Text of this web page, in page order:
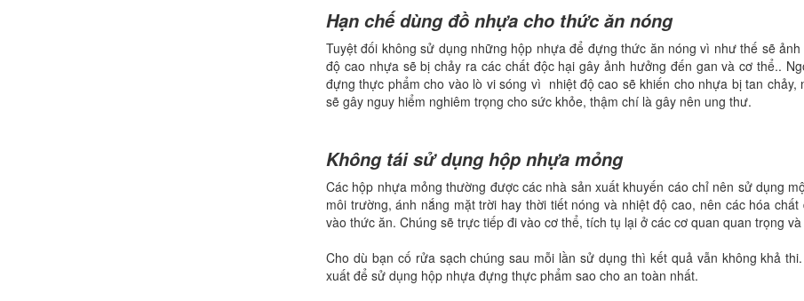
Hạn chế dùng đồ nhựa cho thức ăn nóng
Tuyệt đối không sử dụng những hộp nhựa để đựng thức ăn nóng vì như thế sẽ
độ cao nhựa sẽ bị chảy ra các chất độc hại gây ảnh hưởng đến gan và cơ thể..
đựng thực phẩm cho vào lò vi sóng vì nhiệt độ cao sẽ khiến cho nhựa bị tan
sẽ gây nguy hiểm nghiêm trọng cho sức khỏe, thậm chí là gây nên ung thư.
Không tái sử dụng hộp nhựa mỏng
Các hộp nhựa mỏng thường được các nhà sản xuất khuyến cáo chỉ nên sử dụng
môi trường, ánh nắng mặt trời hay thời tiết nóng và nhiệt độ cao, nên các hóa
vào thức ăn. Chúng sẽ trực tiếp đi vào cơ thể, tích tụ lại ở các cơ quan quan trọng
Cho dù bạn cố rửa sạch chúng sau mỗi lần sử dụng thì kết quả vẫn không khả
xuất để sử dụng hộp nhựa đựng thực phẩm sao cho an toàn nhất.